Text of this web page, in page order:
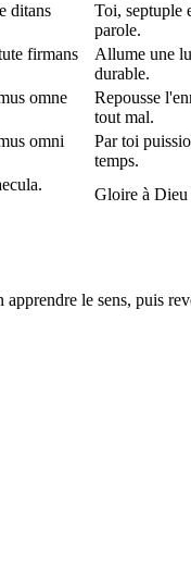
ditans
Toi, septuple
parole.
firmans
Allume une
durable.
omne
Repousse
tout mal.
omni
Par toi
temps.
Gloire à Dieu
le sens, puis